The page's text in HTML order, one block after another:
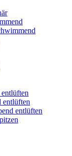
entlüften
entlüften